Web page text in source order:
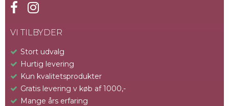
VI TILBYDER
Stort udvalg
Hurtig levering
Kun kvalitetsprodukter
Gratis levering v køb af 1000,-
Mange års erfaring